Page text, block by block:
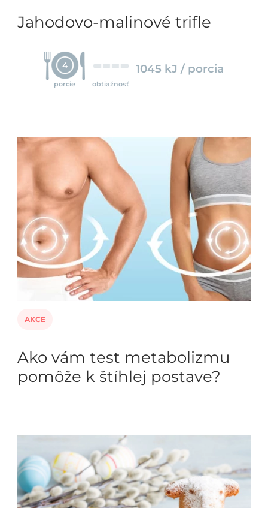
Jahodovo-malinové trifle
4
porcie obtiažnosť
1045 kJ / porcia
AKCE
Ako vám test metabolizmu
pomôže k štíhlej postave?